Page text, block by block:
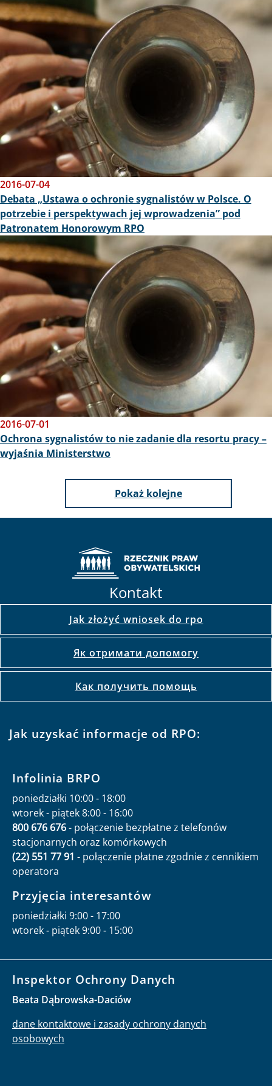
2016-07-04
Debata „Ustawa o ochronie sygnalistów w Polsce. O
potrzebie i perspektywach jej wprowadzenia” pod
Patronatem Honorowym RPO
Obraz
2016-07-01
Ochrona sygnalistów to nie zadanie dla resortu pracy –
wyjaśnia Ministerstwo
Pokaż kolejne
Kontakt
Jak złożyć wniosek do rpo
Як отримати допомогу
Как получить помощь
Jak uzyskać informacje od RPO:
Infolinia BRPO
poniedziałki 10:00 - 18:00
wtorek - piątek 8:00 - 16:00
800 676 676- połączenie bezpłatne z telefonów
stacjonarnych oraz komórkowych
(22) 551 77 91 - połączenie płatne zgodnie z cennikiem
operatora
Przyjęcia interesantów
poniedziałki 9:00 - 17:00
wtorek - piątek 9:00 - 15:00
Inspektor Ochrony Danych
Beata Dąbrowska-Daciów
dane kontaktowe i zasady ochrony danych
osobowych